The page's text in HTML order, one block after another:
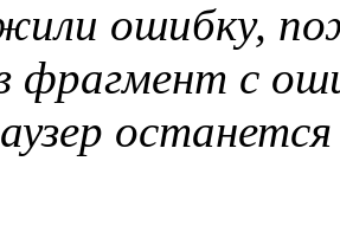
ошибку,
фрагмент с